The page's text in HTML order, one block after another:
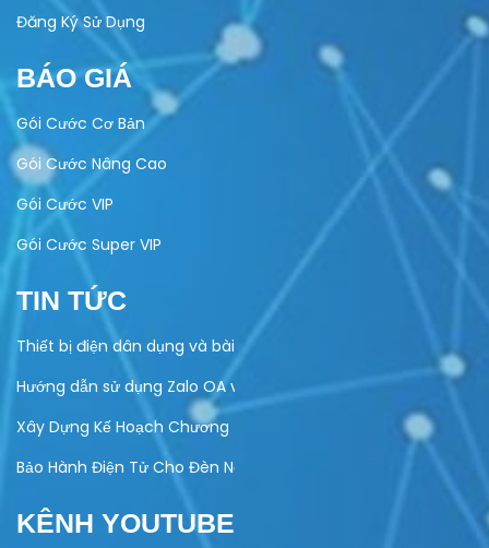
Đăng Ký Sử Dụng
BÁO GIÁ
Gói Cước Cơ Bản
Gói Cước Nâng Cao
Gói Cước VIP
Gói Cước Super VIP
TIN TỨC
Thiết bị điện dân dụng và bài toán quản lý bảo hành
Hướng dẫn sử dụng Zalo OA vào hoạt động kinh doanh của
Xây Dựng Kế Hoạch Chương Trình Khuyến Mại Trực Tuyến
Bảo Hành Điện Tử Cho Đèn Năng Lượng Mặt Trời – Giải Pháp
KÊNH YOUTUBE